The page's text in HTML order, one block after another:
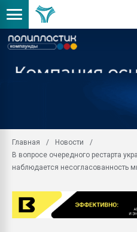
Главная
Новости
В вопросе очередного рестарта
наблюдается несогласованность